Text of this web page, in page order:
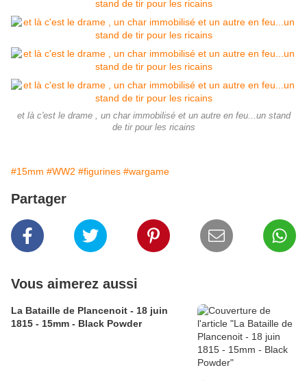
et là c'est le drame , un char immobilisé et un autre en feu...un stand
de tir pour les ricains
#15mm #WW2 #figurines #wargame
Partager
Vous aimerez aussi
La Bataille de Plancenoit - 18 juin
1815 - 15mm - Black Powder